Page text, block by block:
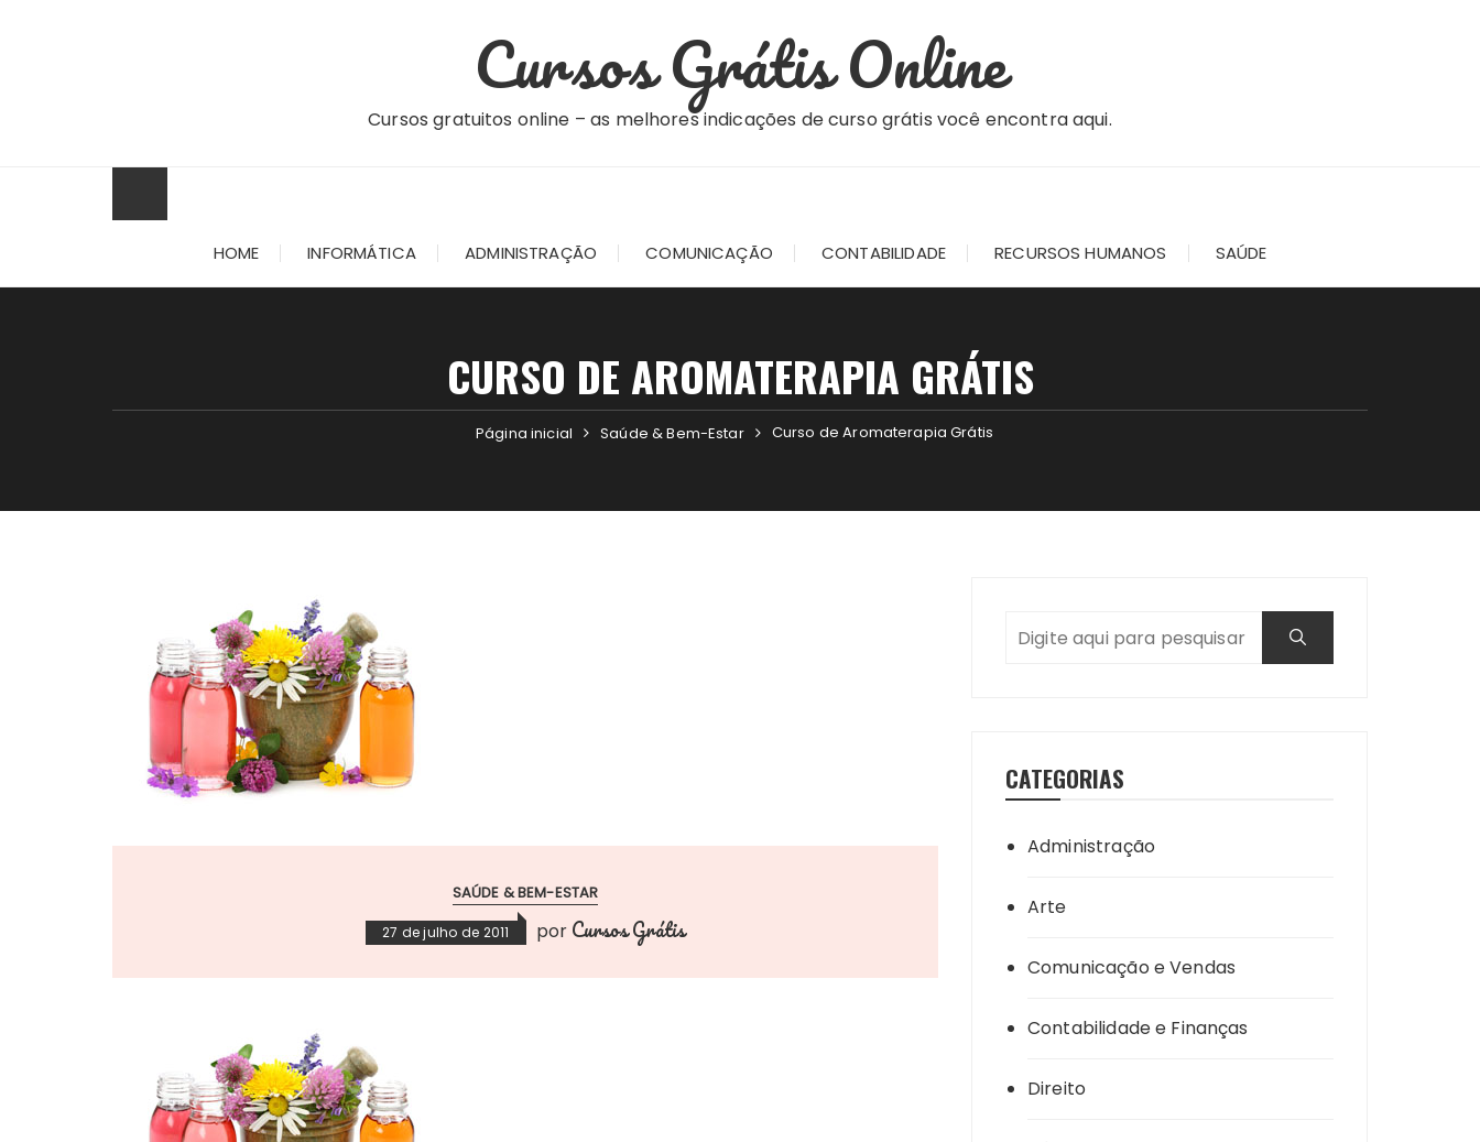
Cursos Grátis Online
Cursos gratuitos online – as melhores indicações de curso grátis você encontra aqui.
HOME INFORMÁTICA ADMINISTRAÇÃO COMUNICAÇÃO CONTABILIDADE RECURSOS HUMANOS SAÚDE
CURSO DE AROMATERAPIA GRÁTIS
Página inicial Saúde & Bem-Estar Curso de Aromaterapia Grátis
SAÚDE & BEM-ESTAR
27 de julho de 2011 por Cursos Grátis
CATEGORIAS
Administração
Arte
Comunicação e Vendas
Contabilidade e Finanças
Direito